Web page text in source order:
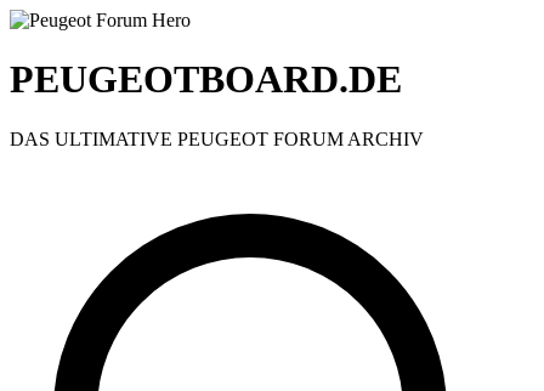
PEUGEOTBOARD.DE
DAS ULTIMATIVE PEUGEOT FORUM ARCHIV